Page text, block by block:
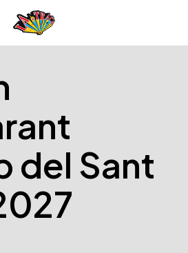
del Sant